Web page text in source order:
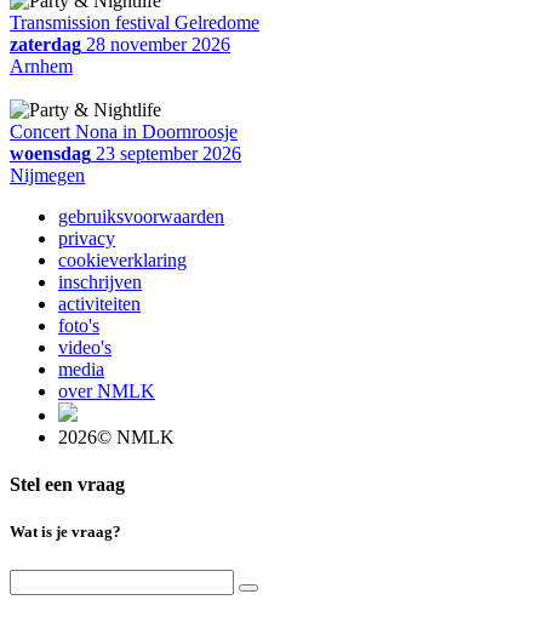
Transmission festival Gelredome
zaterdag 28 november 2026
Arnhem
Concert Nona in Doornroosje
woensdag 23 september 2026
Nijmegen
gebruiksvoorwaarden
privacy
cookieverklaring
inschrijven
activiteiten
foto's
video's
media
over NMLK
2026© NMLK
Stel een vraag
Wat is je vraag?